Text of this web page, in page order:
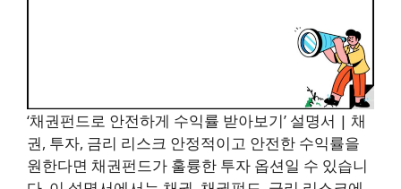
‘채권펀드로 안전하게 수익률 받아보기’ 설명서 | 채
권, 투자, 금리 리스크 안정적이고 안전한 수익률을
원한다면 채권펀드가 훌륭한 투자 옵션일 수 있습니